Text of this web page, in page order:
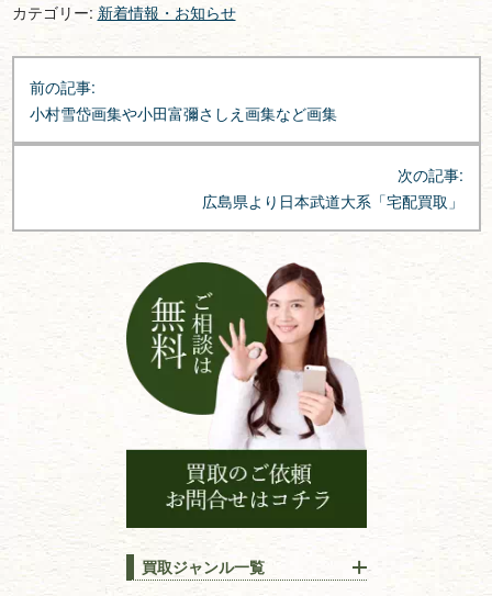
カテゴリー: 新着情報・お知らせ
投
稿
ナ
ビ
前の記事:
小村雪岱画集や小田富彌さしえ画集など画集
次の記事:
広島県より日本武道大系「宅配買取」
買取ジャンル一覧